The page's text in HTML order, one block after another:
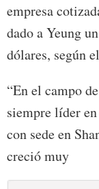
empresa
dado a Yeung
dólares, según
“En el campo
siempre líder
con sede en
creció muy